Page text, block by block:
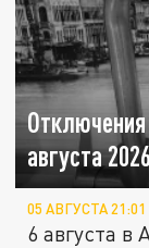
августа
05 АВГУСТА 21:01
6 августа в